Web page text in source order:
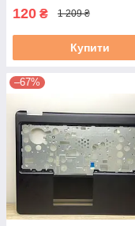
120 ₴ 1 209 ₴
Купити
–67%